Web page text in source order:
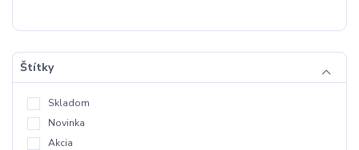
Štítky
Skladom
Novinka
Akcia